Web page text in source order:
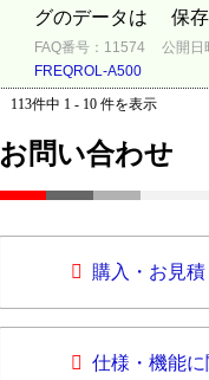
グのデータは 保存
FAQ番号：11574
公開日
FREQROL-A500
113件中 1 - 10 件を表示
お問い合わせ
購入・お見
仕様・機能